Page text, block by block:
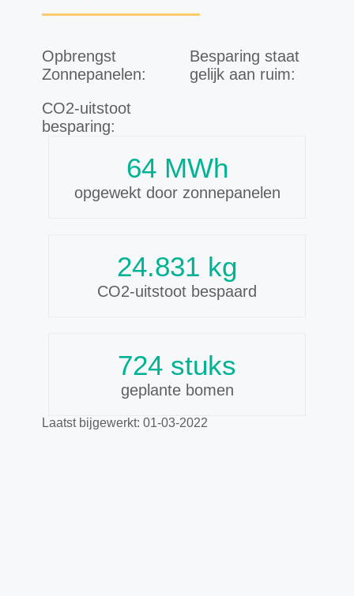
Opbrengst
Zonnepanelen:
CO2-uitstoot
besparing:
Besparing staat
gelijk aan ruim:
71MWh
opgewekt door zonnepanelen
27.900 kg
CO2-uitstoot bespaard
832 stuks
geplante bomen
Laatst bijgewerkt: 01-03-2022